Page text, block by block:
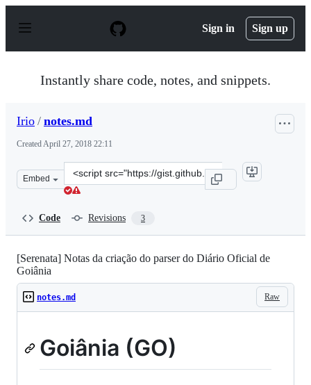
p
Sign in Sign up
Instantly share code, notes, and snippets.
Irio / notes.md
CreatedApril 27, 2018 22:11
Embed
Clone
this
Code Revisions 3
[Serenata] Notas da criação do parser do Diário Oficial de
Goiânia
Raw
notes.md
Goiânia (GO)